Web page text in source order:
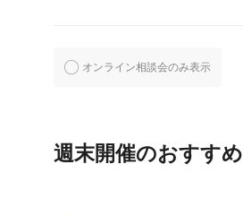
オンライン相談会のみ表示
週末開催のおすす